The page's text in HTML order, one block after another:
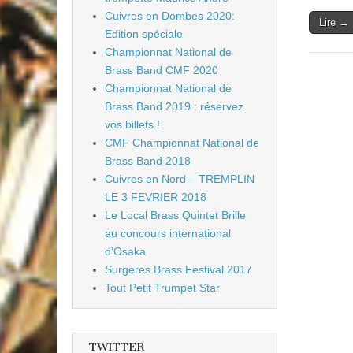
Lire →
Cuivres en Dombes 2020:
Edition spéciale
Championnat National de
Brass Band CMF 2020
Championnat National de
Brass Band 2019 : réservez
vos billets !
CMF Championnat National de
Brass Band 2018
Cuivres en Nord – TREMPLIN
LE 3 FEVRIER 2018
Le Local Brass Quintet Brille
au concours international
d’Osaka
Surgères Brass Festival 2017
Tout Petit Trumpet Star
TWITTER